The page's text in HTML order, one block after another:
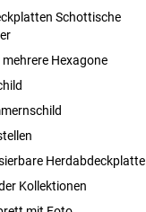
Schottische
Hexagone
Herdabdeckplatte
Kollektionen